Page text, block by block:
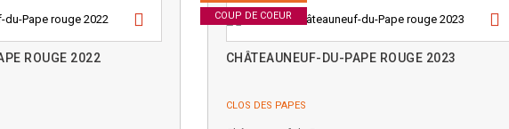
ROUGE 2022
COUP DE COEUR
CHÂTEAUNEUF-DU-PAPE ROUGE 2023
CLOS DES PAPES